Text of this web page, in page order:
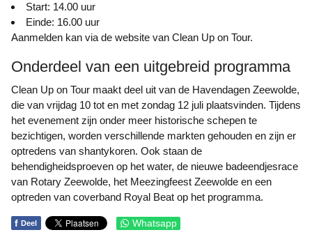
Start: 14.00 uur
Einde: 16.00 uur
Aanmelden kan via de website van Clean Up on Tour.
Onderdeel van een uitgebreid programma
Clean Up on Tour maakt deel uit van de Havendagen Zeewolde,
die van vrijdag 10 tot en met zondag 12 juli plaatsvinden. Tijdens
het evenement zijn onder meer historische schepen te
bezichtigen, worden verschillende markten gehouden en zijn er
optredens van shantykoren. Ook staan de
behendigheidsproeven op het water, de nieuwe badeendjesrace
van Rotary Zeewolde, het Meezingfeest Zeewolde en een
optreden van coverband Royal Beat op het programma.
f Deel Whatsapp